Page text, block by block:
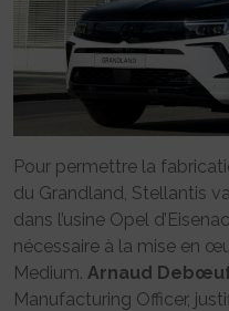
Pour permettre la
du Grandland, Stellantis
dans l’usine Opel
nécessaire à la mise en
Medium. Arnaud
Manufacturing Officer,